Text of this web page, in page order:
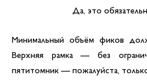
Да, это
Минимальный объём фиков
Верхняя рамка — без
пятитомник — пожалуйста,